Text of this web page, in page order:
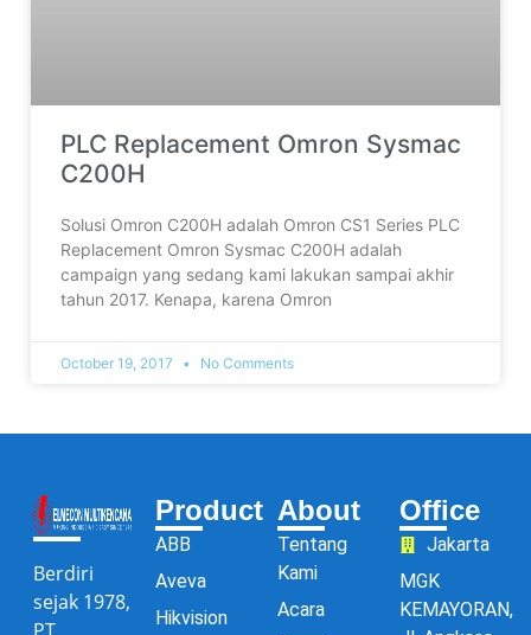
PLC Replacement Omron Sysmac
C200H
Solusi Omron C200H adalah Omron CS1 Series PLC
Replacement Omron Sysmac C200H adalah
campaign yang sedang kami lakukan sampai akhir
tahun 2017. Kenapa, karena Omron
October 19, 2017 No Comments
Berdiri
sejak 1978,
Product
ABB
Aveva
Hikvision
About
Tentang
Kami
Acara
Office
Jakarta
MGK
KEMAYORAN,